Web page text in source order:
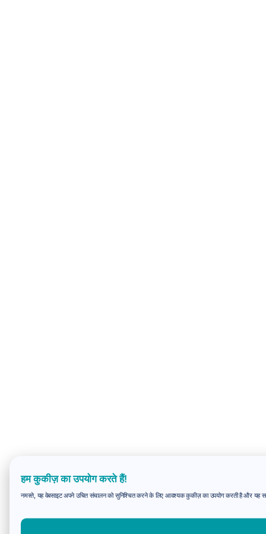
हम कुकीज़ का उपयोग करते हैं!
नमस्ते, यह वेबसाइट अपने उचित संचालन को सुनिश्चित करने के लिए आवश्यक कुकीज़ का उपयोग करती है और यह